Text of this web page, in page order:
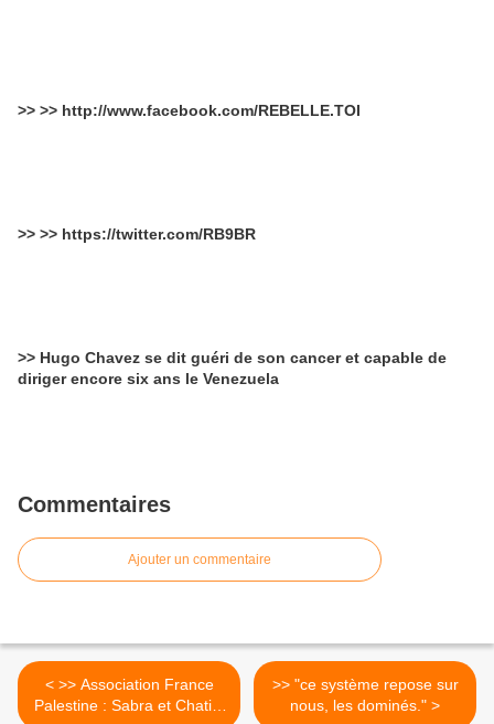
>> >> http://www.facebook.com/REBELLE.TOI
>> >> https://twitter.com/RB9BR
>> Hugo Chavez se dit guéri de son cancer et capable de
diriger encore six ans le Venezuela
Commentaires
Ajouter un commentaire
< >> Association France
Palestine : Sabra et Chatila
>> "ce système repose sur
nous, les dominés." >